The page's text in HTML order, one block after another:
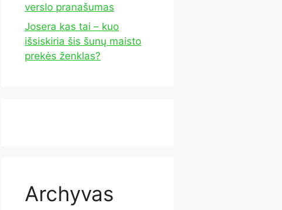
verslo pranašumas
Josera kas tai – kuo
išsiskiria šis šunų maisto
prekės ženklas?
Archyvas